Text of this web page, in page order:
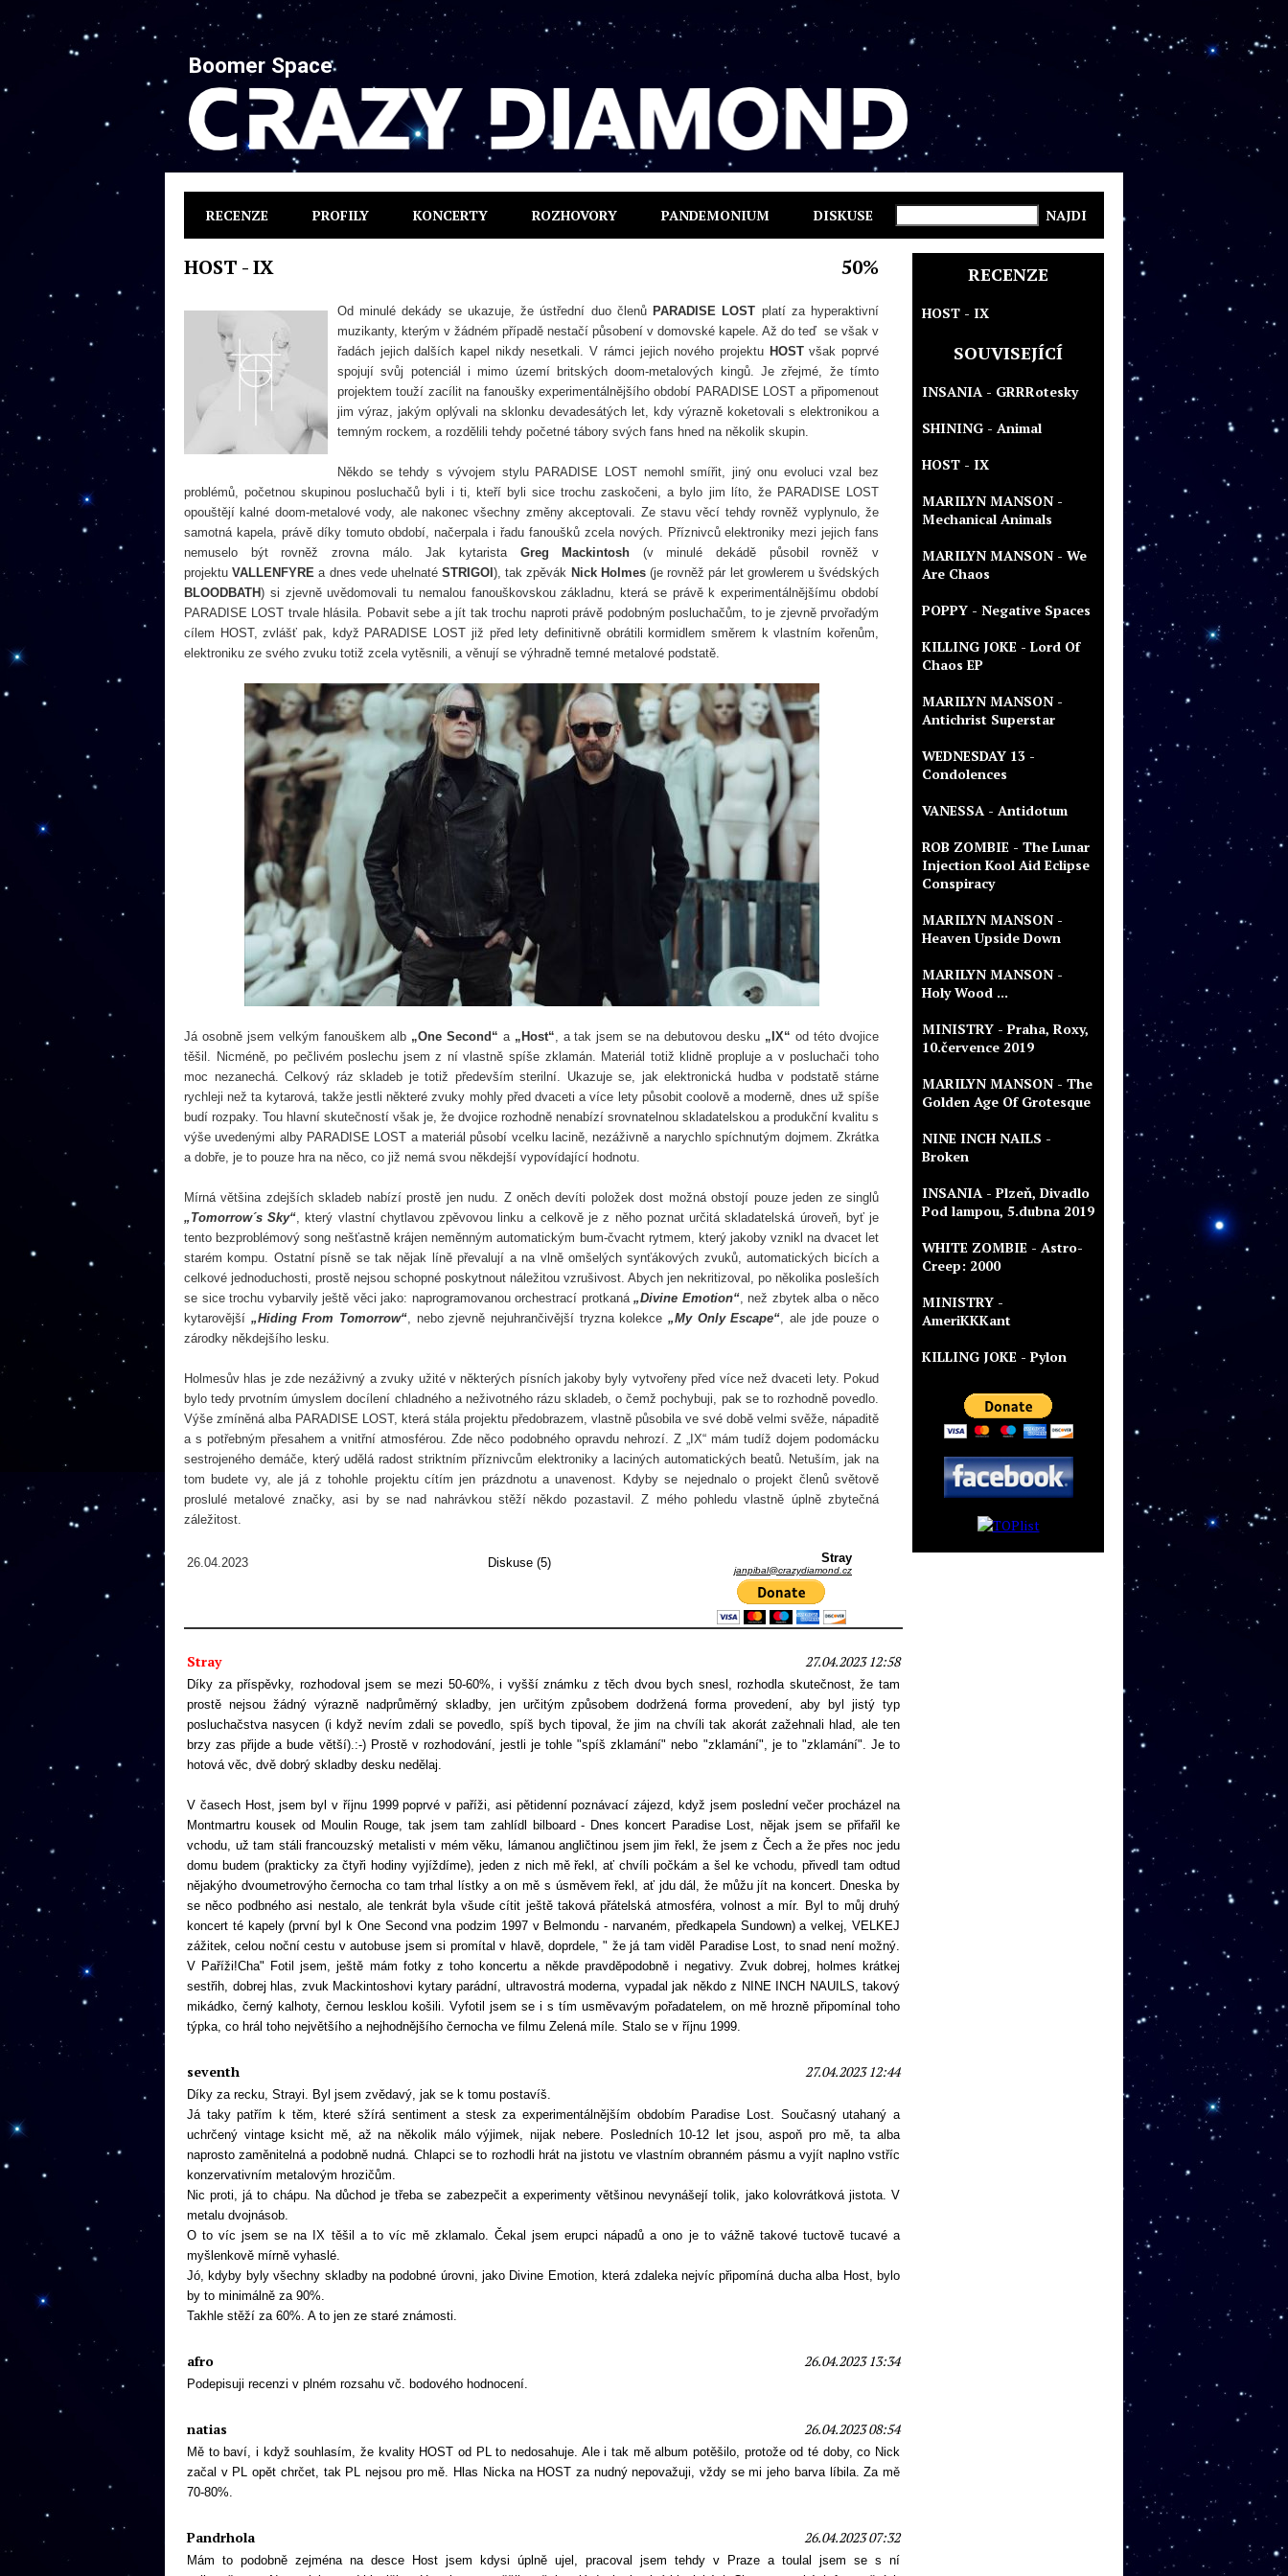
Boomer Space
RECENZE PROFILY KONCERTY ROZHOVORY PANDEMONIUM DISKUSE
HOST - IX 50%
Od minulé dekády se ukazuje, že ústřední duo členů PARADISE LOST platí za hyperaktivní
muzikanty, kterým v žádném případě nestačí působení v domovské kapele. Až do teď se však v
řadách jejich dalších kapel nikdy nesetkali. V rámci jejich nového projektu HOSTvšak poprvé
spojují svůj potenciál i mimo území britských doom-metalových kingů. Je zřejmé, že tímto
projektem touží zacílit na fanoušky experimentálnějšího období PARADISE LOST a připomenout
jim výraz, jakým oplývali na sklonku devadesátých let, kdy výrazně koketovali s elektronikou a
temným rockem, a rozdělili tehdy početné tábory svých fans hned na několik skupin.
Někdo se tehdy s vývojem stylu PARADISE LOST nemohl smířit, jiný onu evoluci vzal bez
problémů, početnou skupinou posluchačů byli i ti, kteří byli sice trochu zaskočeni, a bylo jim líto, že PARADISE LOST
opouštějí kalné doom-metalové vody, ale nakonec všechny změny akceptovali. Ze stavu věcí tehdy rovněž vyplynulo, že
samotná kapela, právě díky tomuto období, načerpala i řadu fanoušků zcela nových. Příznivců elektroniky mezi jejich fans
nemuselo být rovněž zrovna málo. Jak kytarista Greg Mackintosh (v minulé dekádě působil rovněž v
projektuVALLENFYRE a dnes vede uhelnatéSTRIGOI), tak zpěvák Nick Holmes(je rovněž pár let growlerem u švédských
BLOODBATH) si zjevně uvědomovali tu nemalou fanouškovskou základnu, která se právě k experimentálnějšímu období
PARADISE LOST trvale hlásila. Pobavit sebe a jít tak trochu naproti právě podobným posluchačům, to je zjevně prvořadým
cílem HOST, zvlášť pak, když PARADISE LOST již před lety definitivně obrátili kormidlem směrem k vlastním kořenům,
elektroniku ze svého zvuku totiž zcela vytěsnili, a věnují se výhradně temné metalové podstatě.
Já osobně jsem velkým fanouškem alb „One Second“ a „Host“, a tak jsem se na debutovou desku „IX“ od této dvojice
těšil. Nicméně, po pečlivém poslechu jsem z ní vlastně spíše zklamán. Materiál totiž klidně propluje a v posluchači toho
moc nezanechá. Celkový ráz skladeb je totiž především sterilní. Ukazuje se, jak elektronická hudba v podstatě stárne
rychleji než ta kytarová, takže jestli některé zvuky mohly před dvaceti a více lety působit coolově a moderně, dnes už spíše
budí rozpaky. Tou hlavní skutečností však je, že dvojice rozhodně nenabízí srovnatelnou skladatelskou a produkční kvalitu s
výše uvedenými alby PARADISE LOST a materiál působí vcelku lacině, nezáživně a narychlo spíchnutým dojmem. Zkrátka
a dobře, je to pouze hra na něco, co již nemá svou někdejší vypovídající hodnotu.
Mírná většina zdejších skladeb nabízí prostě jen nudu. Z oněch devíti položek dost možná obstojí pouze jeden ze singlů
„Tomorrow´s Sky“, který vlastní chytlavou zpěvovou linku a celkově je z něho poznat určitá skladatelská úroveň, byť je
tento bezproblémový song nešťastně krájen neměnným automatickým bum-čvacht rytmem, který jakoby vznikl na dvacet let
starém kompu. Ostatní písně se tak nějak líně převalují a na vlně omšelých synťákových zvuků, automatických bicích a
celkové jednoduchosti, prostě nejsou schopné poskytnout náležitou vzrušivost. Abych jen nekritizoval, po několika posleších
se sice trochu vybarvily ještě věci jako: naprogramovanou orchestrací protkaná „Divine Emotion“, než zbytek alba o něco
kytarovější „Hiding From Tomorrow“, nebo zjevně nejuhrančivější tryzna kolekce„My Only Escape“, ale jde pouze o
zárodky někdejšího lesku.
Holmesův hlas je zde nezáživný a zvuky užité v některých písních jakoby byly vytvořeny před více než dvaceti lety. Pokud
bylo tedy prvotním úmyslem docílení chladného a neživotného rázu skladeb, o čemž pochybuji, pak se to rozhodně povedlo.
Výše zmíněná alba PARADISE LOST, která stála projektu předobrazem, vlastně působila ve své době velmi svěže, nápaditě
a s potřebným přesahem a vnitřní atmosférou. Zde něco podobného opravdu nehrozí. Z „IX“ mám tudíž dojem podomácku
sestrojeného demáče, který udělá radost striktním příznivcům elektroniky a laciných automatických beatů. Netuším, jak na
tom budete vy, ale já z tohohle projektu cítím jen prázdnotu a unavenost. Kdyby se nejednalo o projekt členů světově
proslulé metalové značky, asi by se nad nahrávkou stěží někdo pozastavil. Z mého pohledu vlastně úplně zbytečná
záležitost.
26.04.2023 Diskuse (5) Stray
janpibal@crazydiamond.cz
Stray 27.04.2023 12:58
Díky za příspěvky, rozhodoval jsem se mezi 50-60%, i vyšší známku z těch dvou bych snesl, rozhodla skutečnost, že tam
prostě nejsou žádný výrazně nadprůměrný skladby, jen určitým způsobem dodržená forma provedení, aby byl jistý typ
posluchačstva nasycen (i když nevím zdali se povedlo, spíš bych tipoval, že jim na chvíli tak akorát zažehnali hlad, ale ten
brzy zas přijde a bude větší).:-) Prostě v rozhodování, jestli je tohle "spíš zklamání" nebo "zklamání", je to "zklamání". Je to
hotová věc, dvě dobrý skladby desku nedělaj.
V časech Host, jsem byl v říjnu 1999 poprvé v paříži, asi pětidenní poznávací zájezd, když jsem poslední večer procházel na
Montmartru kousek od Moulin Rouge, tak jsem tam zahlídl bilboard - Dnes koncert Paradise Lost, nějak jsem se přifařil ke
vchodu, už tam stáli francouzský metalisti v mém věku, lámanou angličtinou jsem jim řekl, že jsem z Čech a že přes noc jedu
domu budem (prakticky za čtyři hodiny vyjíždíme), jeden z nich mě řekl, ať chvíli počkám a šel ke vchodu, přivedl tam odtud
nějakýho dvoumetrovýho černocha co tam trhal lístky a on mě s úsměvem řekl, ať jdu dál, že můžu jít na koncert. Dneska by
se něco podbného asi nestalo, ale tenkrát byla všude cítit ještě taková přátelská atmosféra, volnost a mír. Byl to můj druhý
koncert té kapely (první byl k One Second vna podzim 1997 v Belmondu - narvaném, předkapela Sundown) a velkej, VELKEJ
zážitek, celou noční cestu v autobuse jsem si promítal v hlavě, doprdele, " že já tam viděl Paradise Lost, to snad není možný.
V Paříži!Cha" Fotil jsem, ještě mám fotky z toho koncertu a někde pravděpodobně i negativy. Zvuk dobrej, holmes krátkej
sestřih, dobrej hlas, zvuk Mackintoshovi kytary parádní, ultravostrá moderna, vypadal jak někdo z NINE INCH NAUILS, takový
mikádko, černý kalhoty, černou lesklou košili. Vyfotil jsem se i s tím usměvavým pořadatelem, on mě hrozně připomínal toho
týpka, co hrál toho největšího a nejhodnějšího černocha ve filmu Zelená míle. Stalo se v říjnu 1999.
seventh 27.04.2023 12:44
Díky za recku, Strayi. Byl jsem zvědavý, jak se k tomu postavíš.
Já taky patřím k těm, které sžírá sentiment a stesk za experimentálnějším obdobím Paradise Lost. Současný utahaný a
uchrčený vintage ksicht mě, až na několik málo výjimek, nijak nebere. Posledních 10-12 let jsou, aspoň pro mě, ta alba
naprosto zaměnitelná a podobně nudná. Chlapci se to rozhodli hrát na jistotu ve vlastním obranném pásmu a vyjít naplno vstříc
konzervativním metalovým hrozičům.
Nic proti, já to chápu. Na důchod je třeba se zabezpečit a experimenty většinou nevynášejí tolik, jako kolovrátková jistota. V
metalu dvojnásob.
O to víc jsem se na IX těšil a to víc mě zklamalo. Čekal jsem erupci nápadů a ono je to vážně takové tuctově tucavé a
myšlenkově mírně vyhaslé.
Jó, kdyby byly všechny skladby na podobné úrovni, jako Divine Emotion, která zdaleka nejvíc připomíná ducha alba Host, bylo
by to minimálně za 90%.
Takhle stěží za 60%. A to jen ze staré známosti.
afro 26.04.2023 13:34
Podepisuji recenzi v plném rozsahu vč. bodového hodnocení.
natias 26.04.2023 08:54
Mě to baví, i když souhlasím, že kvality HOST od PL to nedosahuje. Ale i tak mě album potěšilo, protože od té doby, co Nick
začal v PL opět chrčet, tak PL nejsou pro mě. Hlas Nicka na HOST za nudný nepovažuji, vždy se mi jeho barva líbila. Za mě
70-80%.
Pandrhola 26.04.2023 07:32
Mám to podobně zejména na desce Host jsem kdysi úplně ujel, pracoval jsem tehdy v Praze a toulal jsem se s ní
RECENZE
HOST - IX
SOUVISEJÍCÍ
INSANIA - GRRRotesky
SHINING - Animal
HOST - IX
MARILYN MANSON -
Mechanical Animals
MARILYN MANSON - We
Are Chaos
POPPY - Negative Spaces
KILLING JOKE - Lord Of
Chaos EP
MARILYN MANSON -
Antichrist Superstar
WEDNESDAY 13 -
Condolences
VANESSA - Antidotum
ROB ZOMBIE - The Lunar
Injection Kool Aid Eclipse
Conspiracy
MARILYN MANSON -
Heaven Upside Down
MARILYN MANSON -
Holy Wood ...
MINISTRY - Praha, Roxy,
10.července 2019
MARILYN MANSON - The
Golden Age Of Grotesque
NINE INCH NAILS -
Broken
INSANIA - Plzeň, Divadlo
Pod lampou, 5.dubna 2019
WHITE ZOMBIE - Astro-
Creep: 2000
MINISTRY -
AmeriKKKant
KILLING JOKE - Pylon